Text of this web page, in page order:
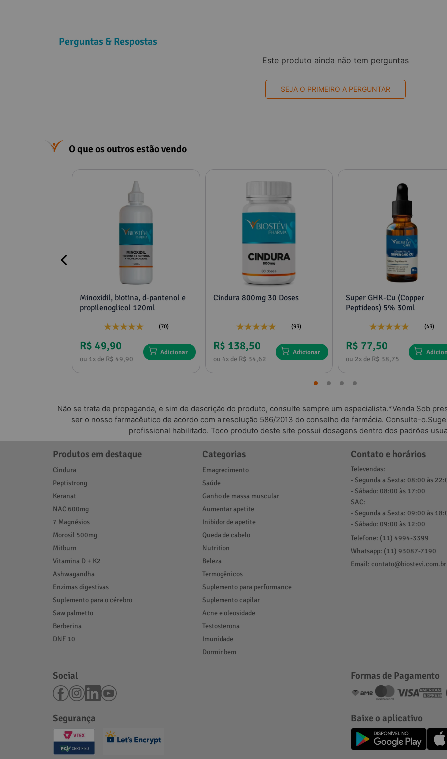
Referências Bibliográficas
Perguntas & Respostas
Este produto ainda não tem perguntas
SEJA O PRIMEIRO A PERGUNTAR
O que os outros estão vendo
Minoxidil, biotina, d-pantenol e
propilenoglicol 120ml
(70)
R$ 49,90
ou 1x de R$ 49,90
Adicionar
Cindura 800mg 30 Doses
(93)
R$ 138,50
ou 4x de R$ 34,62
Adicionar
Super GHK-Cu (Copper
Peptideos) 5% 30ml
(43)
R$ 77,50
ou 2x de R$ 38,75
Não se trata de propaganda, e sim de descrição do produto, consulte sempre um especialista.*Venda Sob
ser o nosso farmacêutico de acordo com a resolução 586/2013 do conselho de farmácia. Consulte-
profissional habilitado. Todo produto deste site possui dosagens dentro dos padrões
Produtos em destaque
Cindura
Peptistrong
Keranat
NAC 600mg
7 Magnésios
Morosil 500mg
Mitburn
Vitamina D + K2
Ashwagandha
Enzimas digestivas
Suplemento para o cérebro
Saw palmetto
Berberina
DNF 10
Categorias
Emagrecimento
Saúde
Ganho de massa muscular
Aumentar apetite
Inibidor de apetite
Queda de cabelo
Nutrition
Beleza
Termogênicos
Suplemento para performance
Suplemento capilar
Acne e oleosidade
Testosterona
Imunidade
Dormir bem
Contato e horários
Televendas:
- Segunda a Sexta: 08:00 às
- Sábado: 08:00 às 17:00
SAC:
- Segunda a Sexta: 09:00 às
- Sábado: 09:00 às 12:00
Telefone: (11) 4994-3399
Whatsapp: (11) 93087-7190
Email: contato@biostevi.com.br
Social Formas de Pagamento
Segurança Baixe o aplicativo